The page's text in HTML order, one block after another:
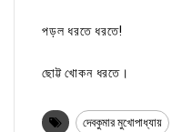
পড়ল ধরতে ধরতে!
ছোট্ট খোকন ধরতে।
দেবকুমার মুখোপাধ্যায়